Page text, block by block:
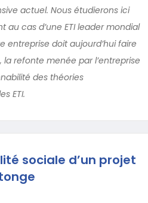
actuel. Nous étudierons ici
cas d’une ETI leader mondial
entreprise doit aujourd’hui faire
refonte menée par l’entreprise
des théories
ETI.
sociale d’un projet